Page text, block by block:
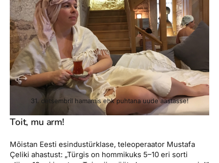
31. detsembril hamamis ehk puhtana uude aastasse!
Toit, mu arm!
Mõistan Eesti esindustürklase, teleoperaator Mustafa
Çeliki ahastust: „Türgis on hommikuks 5–10 eri sorti